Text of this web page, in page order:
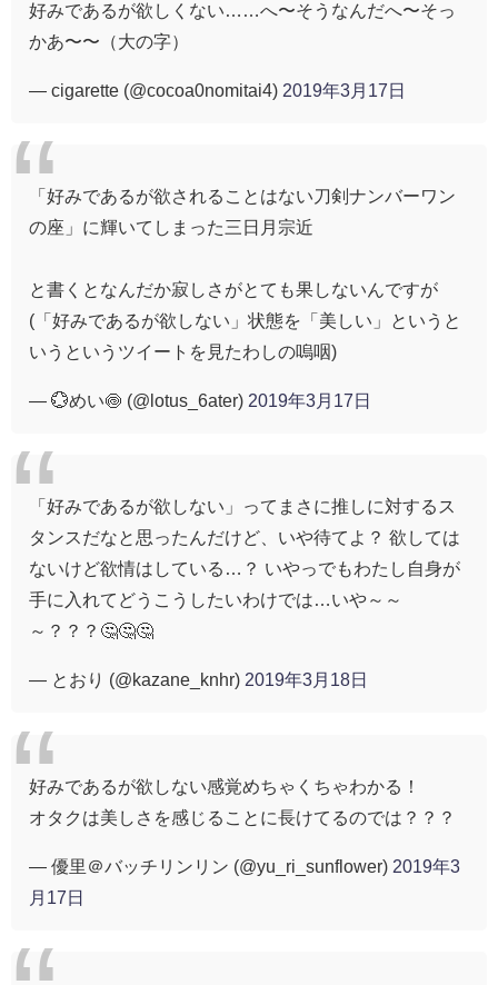
好みであるが欲しくない……へ〜そうなんだへ〜そっ
かあ〜〜（大の字）
— cigarette (@cocoa0nomitai4) 2019年3月17日
「好みであるが欲されることはない刀剣ナンバーワン
の座」に輝いてしまった三日月宗近
と書くとなんだか寂しさがとても果しないんですが
(「好みであるが欲しない」状態を「美しい」というと
いうというツイートを見たわしの嗚咽)
— 💮めい🍥 (@lotus_6ater) 2019年3月17日
「好みであるが欲しない」ってまさに推しに対するス
タンスだなと思ったんだけど、いや待てよ？ 欲しては
ないけど欲情はしている…？ いやっでもわたし自身が
手に入れてどうこうしたいわけでは…いや～～
～？？？🤔🤔🤔
— とおり (@kazane_knhr) 2019年3月18日
好みであるが欲しない感覚めちゃくちゃわかる！
オタクは美しさを感じることに長けてるのでは？？？
— 優里＠バッチリンリン (@yu_ri_sunflower) 2019年3
月17日